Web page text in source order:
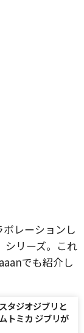
レーションし
シリーズ。これ
でも紹介し
タジオジブリと
トミカ ジブリが